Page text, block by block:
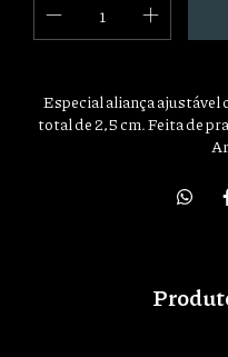
Especial aliança ajustável
total de 2,5 cm. Feita de